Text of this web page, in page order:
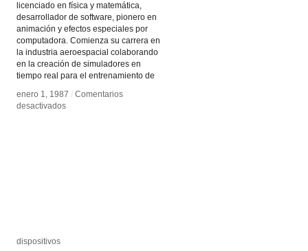
licenciado en física y matemática,
desarrollador de software, pionero en
animación y efectos especiales por
computadora. Comienza su carrera en
la industria aeroespacial colaborando
en la creación de simuladores en
tiempo real para el entrenamiento de
enero 1, 1987 / Comentarios
desactivadosen
enero 1, 1987 / Comentarios
desactivadosen
dispositivos
dispositivos